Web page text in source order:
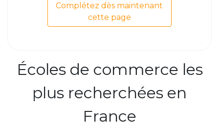
Complétez dès maintenant
cette page
Écoles de commerce les
plus recherchées en
France